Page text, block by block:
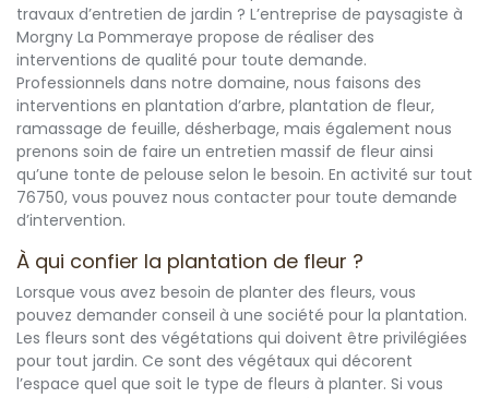
travaux d’entretien de jardin ? L’entreprise de paysagiste à
Morgny La Pommeraye propose de réaliser des
interventions de qualité pour toute demande.
Professionnels dans notre domaine, nous faisons des
interventions en plantation d’arbre, plantation de fleur,
ramassage de feuille, désherbage, mais également nous
prenons soin de faire un entretien massif de fleur ainsi
qu’une tonte de pelouse selon le besoin. En activité sur tout
76750, vous pouvez nous contacter pour toute demande
d’intervention.
À qui confier la plantation de fleur ?
Lorsque vous avez besoin de planter des fleurs, vous
pouvez demander conseil à une société pour la plantation.
Les fleurs sont des végétations qui doivent être privilégiées
pour tout jardin. Ce sont des végétaux qui décorent
l’espace quel que soit le type de fleurs à planter. Si vous